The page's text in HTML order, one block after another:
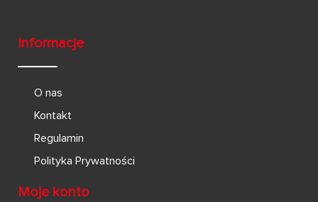
Informacje
O nas
Kontakt
Regulamin
Polityka Prywatności
Moje konto